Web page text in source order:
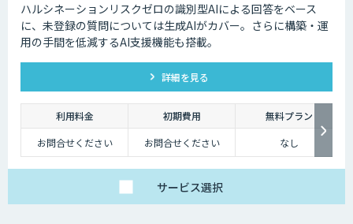
・気軽に問い合わせできる
問い合わせの窓口が電話やメールのみの場合、問い合わせというアクショ
ンを面倒に感じてしまい、離脱してしまうユーザーも少なくありません。
その点、チャットボットであれば普段の友人とのチャットと同じ感覚で質
問することができます。また、「相手がロボット」という認識があるた
め、ユーザーもより気軽に問い合わせを行うことができるのです。
チャットボットは多種多様な業界で導入されており、様々なメリットをも
たらす存在です。近年は人手不足が深刻化しているため、多くの企業にと
ってチャットボットを活用して業務効率化するべく導入が進んでおりま
す。
ハルシネーションリスクゼロの識別型AIによる回答をベース
に、未登録の質問については⽣成AIがカバー。さらに構築・運
⽤の⼿間を低減するAI⽀援機能も搭載。
詳細を見る
利用料金 初期費用
無料プラン
お問合せください
お問合せください なし
サービス選択